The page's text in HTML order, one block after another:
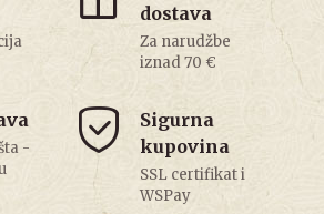
dostava
Za narudžbe
iznad 70 €
-
Sigurna
kupovina
SSL certifikat i
WSPay